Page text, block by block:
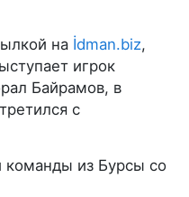
на İdman.biz,
игрок
Байрамов, в
с
команды из Бурсы со